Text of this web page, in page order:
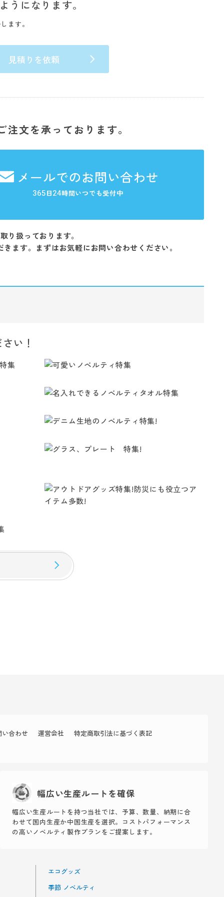
うになります。
ます。
見積りを依頼
文を承っております。
メールでのお問い合わせ
365日24時間いつでも受付中
り扱っております。
ます。まずはお気軽にお問い合わせください。
い！
い合わせ 運営会社
特定商取引法に基づく表記
幅広い生産ルートを確保
幅広い生産ルートを持つ当社では、予算、数量、納期に合
わせて国内生産か中国生産を選択。コストパフォーマンス
の高いノベルティ製作プランをご提案します。
エコグッズ
季節 ノベルティ